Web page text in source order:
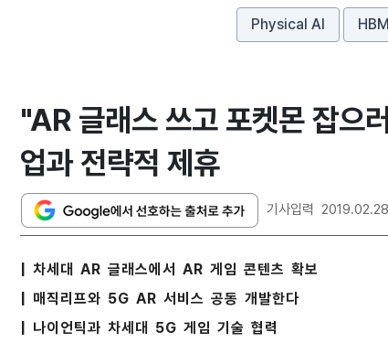
Physical AI HBM
​"AR 글래스 쓰고 포켓몬 잡으
업과 전략적 제휴
기사입력
| 차세대 AR 글래스에서 AR 게임 콘텐츠 확보
| 매직리프와 5G AR 서비스 공동 개발한다
| 나이언틱과 차세대 5G 게임 기술 협력